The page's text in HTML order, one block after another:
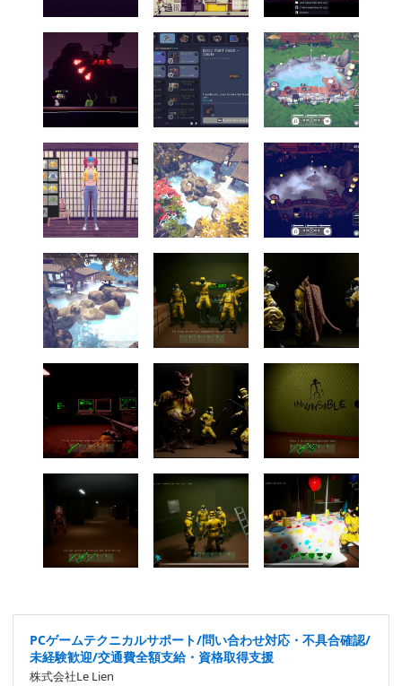
PCゲームテクニカルサポート/問い合わせ対応・不具合確認/
未経験歓迎/交通費全額支給・資格取得支援
株式会社Le Lien